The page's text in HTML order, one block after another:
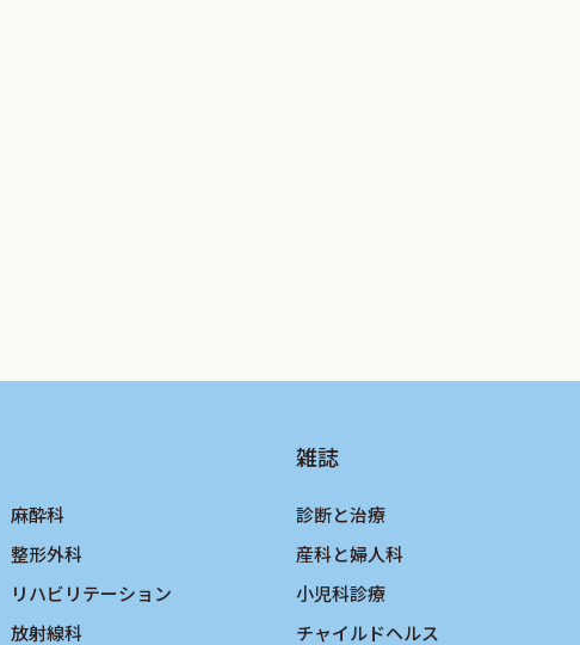
麻酔科
整形外科
リハビリテーション
放射線科
雑誌
診断と治療
産科と婦人科
小児科診療
チャイルドヘルス